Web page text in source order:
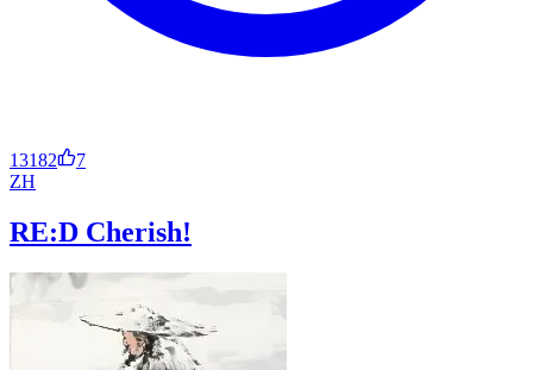
13182
7
ZH
RE:D Cherish!